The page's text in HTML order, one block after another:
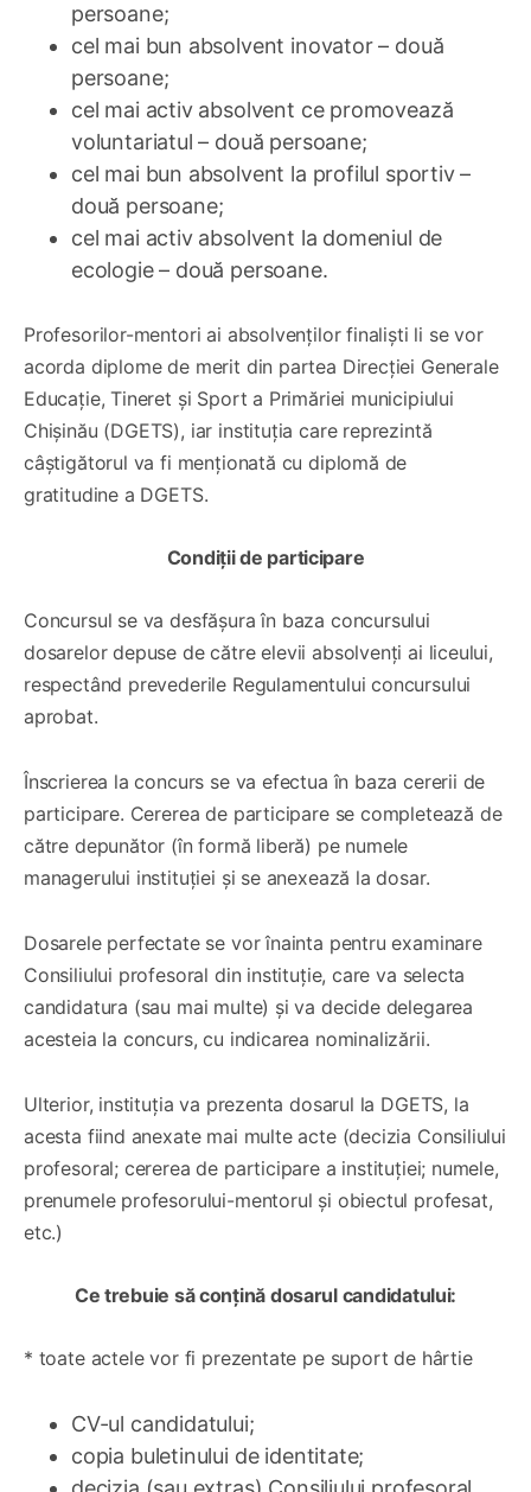
persoane;
cel mai bun absolvent inovator – două
persoane;
cel mai activ absolvent ce promovează
voluntariatul – două persoane;
cel mai bun absolvent la profilul sportiv –
două persoane;
cel mai activ absolvent la domeniul de
ecologie – două persoane.
Profesorilor-mentori ai absolvenților finaliști li se vor
acorda diplome de merit din partea Direcției Generale
Educație, Tineret și Sport a Primăriei municipiului
Chișinău (DGETS), iar instituția care reprezintă
câștigătorul va fi menționată cu diplomă de
gratitudine a DGETS.
Condiții de participare
Concursul se va desfășura în baza concursului
dosarelor depuse de către elevii absolvenți ai liceului,
respectând prevederile Regulamentului concursului
aprobat.
Înscrierea la concurs se va efectua în baza cererii de
participare. Cererea de participare se completează de
către depunător (în formă liberă) pe numele
managerului instituției și se anexează la dosar.
Dosarele perfectate se vor înainta pentru examinare
Consiliului profesoral din instituție, care va selecta
candidatura (sau mai multe) și va decide delegarea
acesteia la concurs, cu indicarea nominalizării.
Ulterior, instituția va prezenta dosarul la DGETS, la
acesta fiind anexate mai multe acte (decizia Consiliului
profesoral; cererea de participare a instituției; numele,
prenumele profesorului-mentorul și obiectul profesat,
etc.)
Ce trebuie să conțină dosarul candidatului:
* toate actele vor fi prezentate pe suport de hârtie
CV-ul candidatului;
copia buletinului de identitate;